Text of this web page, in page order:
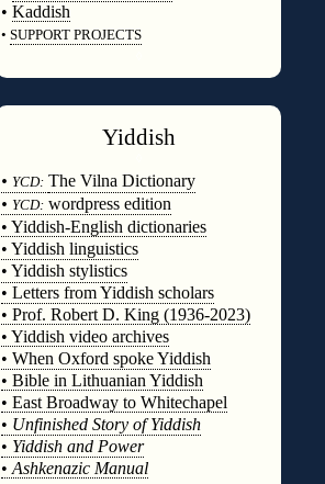
• Kaddish
• SUPPORT PROJECTS
Yiddish
• YCD: The Vilna Dictionary
• YCD: wordpress edition
• Yiddish-English dictionaries
• Yiddish linguistics
• Yiddish stylistics
• Letters from Yiddish scholars
• Prof. Robert D. King (1936-2023)
• Yiddish video archives
• When Oxford spoke Yiddish
• Bible in Lithuanian Yiddish
• East Broadway to Whitechapel
• Unfinished Story of Yiddish
• Yiddish and Power
• Ashkenazic Manual